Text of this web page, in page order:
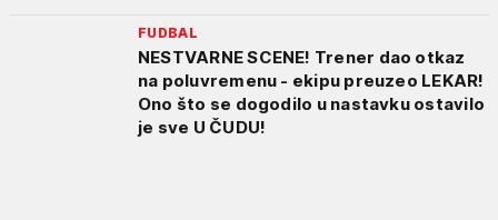
FUDBAL
NESTVARNE SCENE! Trener dao otkaz
na poluvremenu - ekipu preuzeo LEKAR!
Ono što se dogodilo u nastavku ostavilo
je sve U ČUDU!